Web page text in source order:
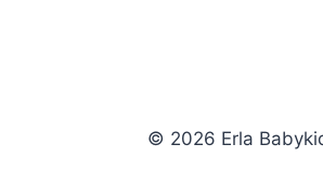
© 2026 Erla